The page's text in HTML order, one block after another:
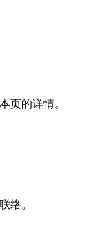
页的详情。
络。